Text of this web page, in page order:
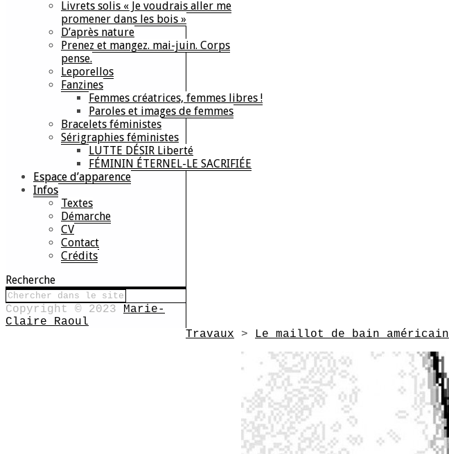
Livrets solis « Je voudrais aller me
promener dans les bois »
D’après nature
Prenez et mangez. mai-juin. Corps
pense.
Leporellos
Fanzines
Femmes créatrices, femmes libres !
Paroles et images de femmes
Bracelets féministes
Sérigraphies féministes
LUTTE DÉSIR Liberté
FÉMININ ÉTERNEL-LE SACRIFIÉE
Espace d’apparence
Infos
Textes
Démarche
CV
Contact
Crédits
Recherche
Copyright © 2023 Marie-
Claire Raoul
Travaux
> Le maillot de bain américain